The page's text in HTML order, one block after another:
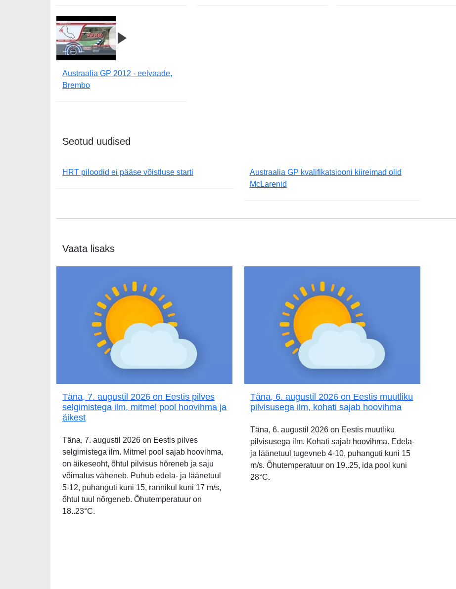
Austraalia GP 2012 - eelvaade,
Brembo
Seotud uudised
HRT piloodid ei pääse võistluse starti
Austraalia GP kvalifikatsiooni kiireimad olid
McLarenid
Vaata lisaks
Täna, 7. augustil 2026 on Eestis pilves
selgimistega ilm, mitmel pool hoovihma ja
äikest
Täna, 7. augustil 2026 on Eestis pilves
selgimistega ilm. Mitmel pool sajab hoovihma,
on äikeseoht, õhtul pilvisus hõreneb ja saju
võimalus väheneb. Puhub edela- ja läänetuul
5-12, puhanguti kuni 15, rannikul kuni 17 m/s,
õhtul tuul nõrgeneb. Õhutemperatuur on
18..23°C.
Täna, 6. augustil 2026 on Eestis muutliku
pilvisusega ilm, kohati sajab hoovihma
Täna, 6. augustil 2026 on Eestis muutliku
pilvisusega ilm. Kohati sajab hoovihma. Edela-
ja läänetuul tugevneb 4-10, puhanguti kuni 15
m/s. Õhutemperatuur on 19..25, ida pool kuni
28°C.